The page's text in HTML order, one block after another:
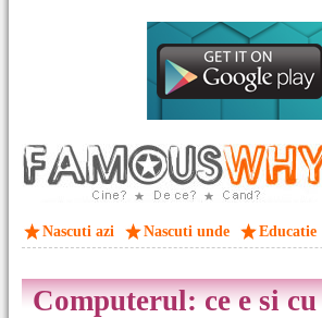
Nascuti azi Nascuti unde Educatie
Computerul: ce e si cu